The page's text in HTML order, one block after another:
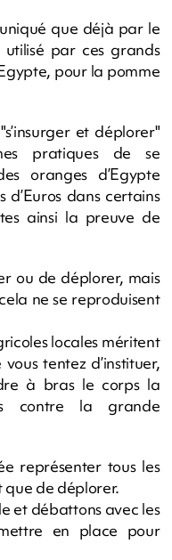
que déjà par le
par ces grands
pour la pomme
et déplorer"
pratiques de se
oranges d’Egypte
d’Euros dans certains
ainsi la preuve de
ou de déplorer, mais
ne se reproduisent
locales méritent
tentez d’instituer,
à bras le corps la
contre la grande
représenter tous les
de déplorer.
et débattons avec les
en place pour